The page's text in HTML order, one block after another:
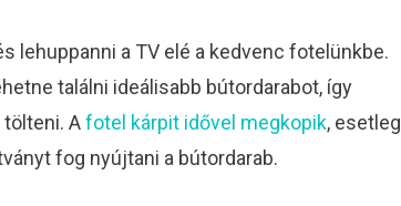
lehuppanni a TV elé a kedvenc fotelünkbe.
találni ideálisabb bútordarabot, így
tölteni. Afotel kárpit idővel megkopik, esetleg
fog nyújtani a bútordarab.